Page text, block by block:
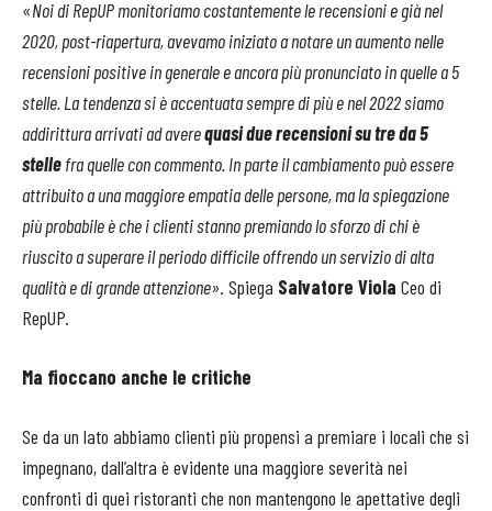
«Noi di RepUP monitoriamo costantemente le recensioni e già nel
2020, post-riapertura, avevamo iniziato a notare un aumento nelle
recensioni positive in generale e ancora più pronunciato in quelle a 5
stelle. La tendenza si è accentuata sempre di più e nel 2022 siamo
addirittura arrivati ad averequasi due recensioni su tre da 5
stellefra quelle con commento. In parte il cambiamento può essere
attribuito a una maggiore empatia delle persone, ma la spiegazione
più probabile è che i clienti stanno premiando lo sforzo di chi è
riuscito a superare il periodo difficile offrendo un servizio di alta
qualità e di grande attenzione». Spiega Salvatore Viola Ceo di
RepUP.
Ma fioccano anche le critiche
Se da un lato abbiamo clienti più propensi a premiare i locali che si
impegnano, dall’altra è evidente una maggiore severità nei
confronti di quei ristoranti che non mantengono le apettative degli